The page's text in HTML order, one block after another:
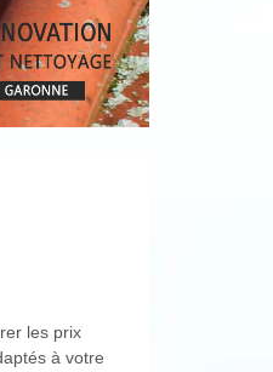
les prix
à votre